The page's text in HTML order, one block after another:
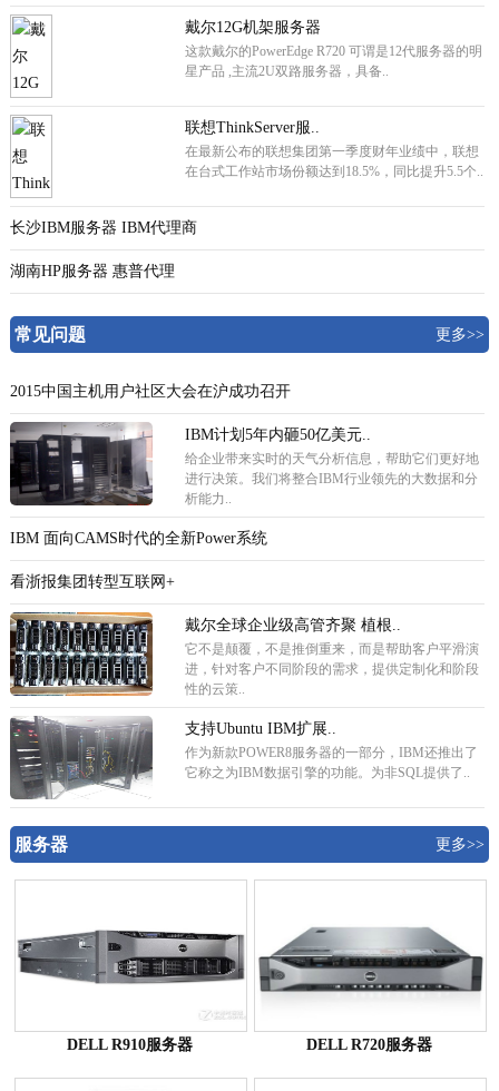
戴尔12G机架服务器
这款戴尔的PowerEdge R720 可谓是12代服务器的明
星产品 ,主流2U双路服务器，具备..
联想ThinkServer服..
在最新公布的联想集团第一季度财年业绩中，联想
在台式工作站市场份额达到18.5%，同比提升5.5个..
长沙IBM服务器 IBM代理商
湖南HP服务器 惠普代理
常见问题 更多>>
2015中国主机用户社区大会在沪成功召开
IBM计划5年内砸50亿美元..
给企业带来实时的天气分析信息，帮助它们更好地
进行决策。我们将整合IBM行业领先的大数据和分
析能力..
IBM 面向CAMS时代的全新Power系统
看浙报集团转型互联网+
戴尔全球企业级高管齐聚 植根..
它不是颠覆，不是推倒重来，而是帮助客户平滑演
进，针对客户不同阶段的需求，提供定制化和阶段
性的云策..
支持Ubuntu IBM扩展..
作为新款POWER8服务器的一部分，IBM还推出了
它称之为IBM数据引擎的功能。为非SQL提供了..
服务器 更多>>
DELL R910服务器 DELL R720服务器